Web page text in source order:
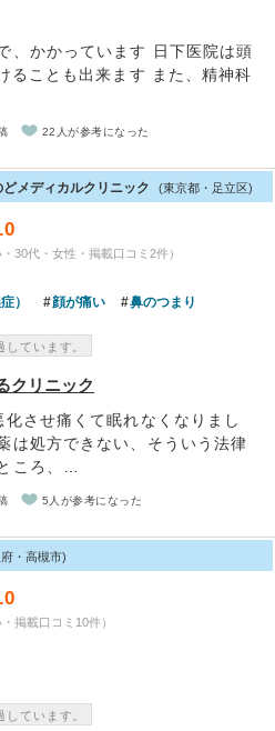
、かかっています 日下医院は頭
ることも出来ます また、精神科
22人が参考になった
メディカルクリニック (東京都・足立区)
30代・女性・掲載口コミ2件）
） 顔が痛い 鼻のつまり
ています。
クリニック
させ痛くて眠れなくなりまし
は処方できない、そういう法律
ころ、…
5人が参考になった
・高槻市)
掲載口コミ10件）
ています。